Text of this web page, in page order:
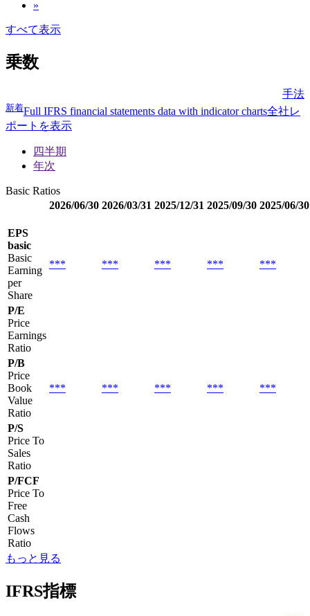
»
すべて表示
乗数
手法
新着Full IFRS financial statements data with indicator charts全社レ
ポートを表示
四半期
年次
Basic Ratios
2026/06/30 2026/03/31 2025/12/31 2025/09/30 2025/06/30
EPS
basic
Basic
Earning
per
Share
*** *** *** *** ***
P/E
Price
Earnings
Ratio
P/B
Price
Book
Value
Ratio
*** *** *** *** ***
P/S
Price To
Sales
Ratio
P/FCF
Price To
Free
Cash
Flows
Ratio
もっと見る
IFRS指標